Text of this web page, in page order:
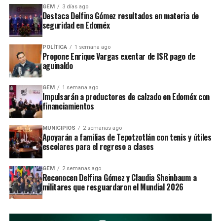
allegados al exgobernador Javier Duarte de Ochoa, hoy
preso por lavado de dinero.
Se señala haber beneficiado la empresa Expertos en
Opinión S. de R.L., cuya apoderado legal era Nancy
Fabiola Ramírez Pastrana, quien casualmente era la
administradora del despacho Gutiérrez Luna Abogados
S.C., propiedad del Presidente de la Cámara de
Diputados.
La otra empresa beneficiada por Sergio Luna fue Freydig
Industrial S.A de C.V., el cual el diputado nunca pudo
comprobar servicios, por 65 millones de pesos.
Juan Ramiro Robledo Ruiz, Presidente de la Comisión de
Puntos Constitucionales, En 2017 se filtró un escándalo
político en contra del diputado federal, un grupo de
GEM 3 días ago
Destaca Delfina Gómez resultados en materia de
seguridad en Edoméx
POLÍTICA 1 semana ago
Propone Enrique Vargas exentar de ISR pago de
aguinaldo
GEM 1 semana ago
Impulsarán a productores de calzado en Edoméx con
financiamientos
MUNICIPIOS 2 semanas ago
Apoyarán a familias de Tepotzotlán con tenis y útiles
escolares para el regreso a clases
GEM 2 semanas ago
Reconocen Delfina Gómez y Claudia Sheinbaum a
militares que resguardaron el Mundial 2026